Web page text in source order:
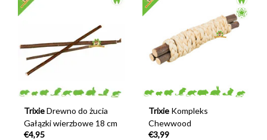
Trixie Drewno do żucia
Gałązki wierzbowe 18 cm
€4,95
Trixie Kompleks
Chewwood
€3,99